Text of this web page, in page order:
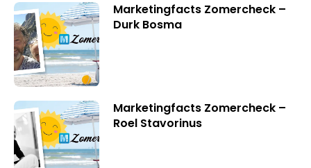
Marketingfacts Zomercheck –
Durk Bosma
Marketingfacts Zomercheck –
Roel Stavorinus